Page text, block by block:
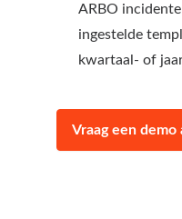
ARBO
ingestelde
kwartaal- of
Vraag een demo